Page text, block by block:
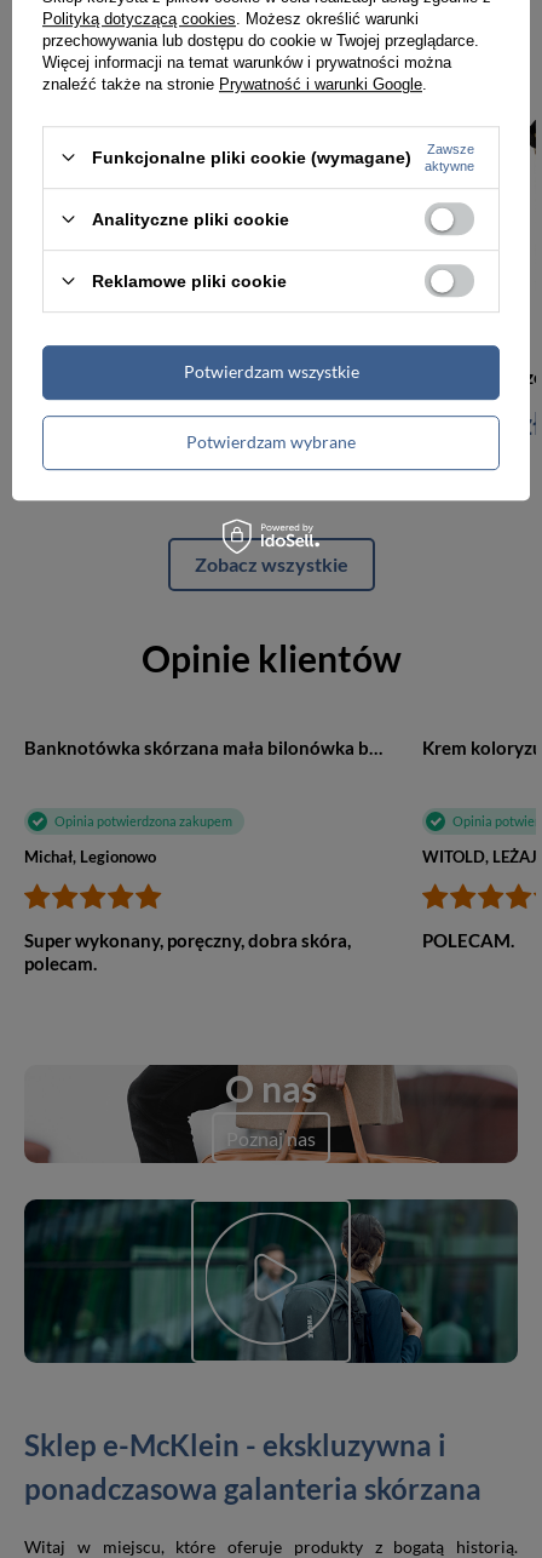
PROMOCJA NOWOŚĆ
47,00 zł
Najniższa cena:
49,99 zł 119,99 zł
Zobacz wszystkie
Opinie klientów
Banknotówka skórzana mała bilonówka brązowa G61
Opinia potwierdzona zakupem
Michał, Legionowo
Super wykonany, poręczny, dobra skóra,
polecam.
Opinia
WITOLD,
POLECAM.
O nas
Poznaj nas
Sklep e-McKlein - ekskluzywna i
ponadczasowa galanteria skórzana
Witaj w miejscu, które oferuje produkty z bogatą historią.
Polityką dotyczącą cookies . Możesz określić warunki
przechowywania lub dostępu do cookie w Twojej przeglądarce.
Więcej informacji na temat warunków i prywatności można
znaleźć także na stronie Prywatność i warunki Google
Funkcjonalne pliki cookie (wymagane)
Zawsze
aktywne
Analityczne pliki cookie
Reklamowe pliki cookie
Potwierdzam wybrane
Potwierdzam wszystkie